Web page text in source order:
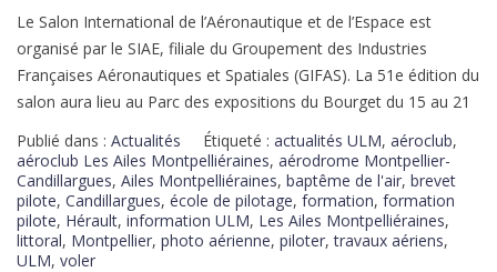
Le Salon International de l’Aéronautique et de l’Espace est
organisé par le SIAE, filiale du Groupement des Industries
Françaises Aéronautiques et Spatiales (GIFAS). La 51e édition du
salon aura lieu au Parc des expositions du Bourget du 15 au 21
Publié dans : Actualités Étiqueté : actualités ULM, aéroclub,
aéroclub Les Ailes Montpelliéraines, aérodrome Montpellier-
Candillargues, Ailes Montpelliéraines, baptême de l'air, brevet
pilote, Candillargues, école de pilotage, formation, formation
pilote, Hérault, information ULM, Les Ailes Montpelliéraines,
littoral, Montpellier, photo aérienne, piloter,travaux aériens,
ULM, voler